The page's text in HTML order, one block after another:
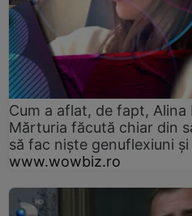
Cum a aflat, de fapt, Alina
Mărturia făcută chiar din
să fac niște genuflexiuni
www.wowbiz.ro